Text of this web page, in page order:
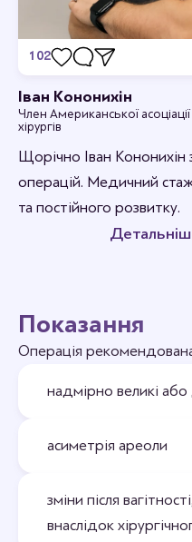
Іван Кононихін
Член Американської
хірургів
Щорічно Іван Кононихін
операцій. Медичний
та постійного розвитку.
102
Станьте першим хто
Показання
Операція
надмірно великі або
асиметрія ареоли
зміни після
внаслідок